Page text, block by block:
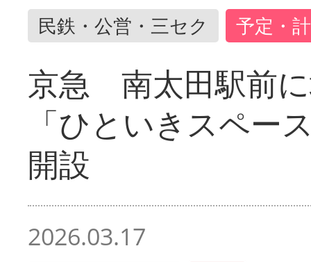
民鉄・公営・三セク 予定・
京急 南太田駅前
「ひといきスペー
開設
2026.03.17